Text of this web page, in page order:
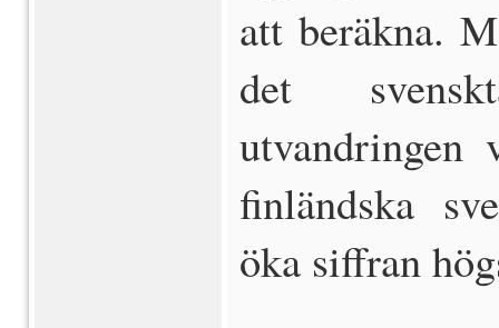
att beräkna.
det
finländska
öka siffran